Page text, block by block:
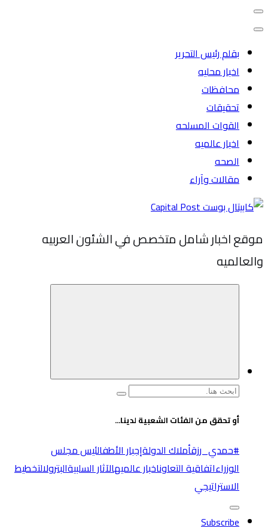
بقلم رئيس التحرير
اخبار محليه
محافظات
تحقيقات
القوات المسلحه
اخبار عالميه
الصحه
مقالات وآراء
موقع اخبار شامل متخصص في الشئون العربيه
والعالميه
البحث
أو تحقق من الفئات الشعبية لدينا...
#حمدي_رزقأملاك الدولةإجبار الأطفالئيس مجلس
الوزراءاتفاقية التعاوناخبار عالميهالآثار السلبيةالبترولالتخطيط
الاستراتيجي
Subscribe